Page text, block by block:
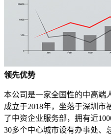
领先优势
本公司是一家全国性的中高端
成立于2018年，坐落于深圳市
了中资企业服务部，拥有近
30多个中心城市设有办事处、